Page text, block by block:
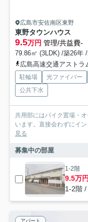
広島市安佐南区東野
東野タウンハウス
9.5万円 管理/共益費-
79.86㎡ (3LDK) /築26年
広島高速交通アストラ
駐輪場 光ファイバー
公共下水
共用部にはバイク置場・
います。直接会わずにイ
見る
募集中の部屋
1-2階
9.5万円
1-2階
アパート